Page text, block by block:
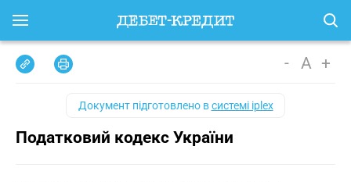
- A +
Документ підготовлено всистемі iplex
Податковий кодекс України